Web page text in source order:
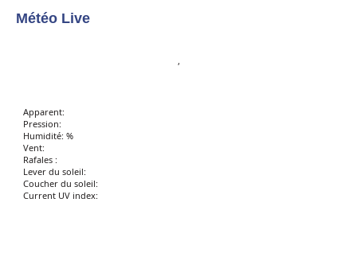
Météo Live
,
Apparent:
Pression:
Humidité: %
Vent:
Rafales :
Lever du soleil:
Coucher du soleil:
Current UV index: